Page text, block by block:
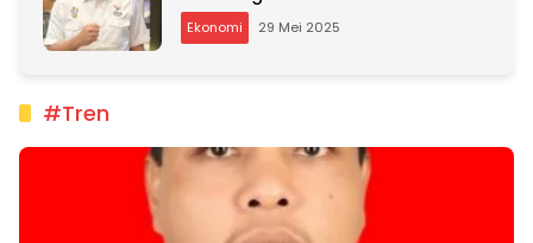
Ekonomi 29 Mei 2025
#Tren